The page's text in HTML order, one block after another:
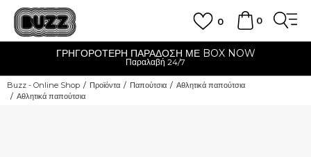
0
0
ΓΡΗΓΟΡΟΤΕΡΗ ΠΑΡΑΔΟΣΗ ΜΕ BOX NOW
Παραλαβή 24/7
Buzz - Online Shop Προϊόντα Παπούτσια
Αθλητικά παπούτσια
Αθλητικά παπούτσια